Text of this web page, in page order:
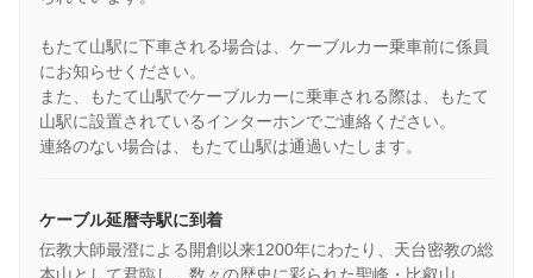
もたて山駅に下車される場合は、ケーブルカー乗車前に係員
にお知らせください。
また、もたて山駅でケーブルカーに乗車される際は、もたて
山駅に設置されているインターホンでご連絡ください。
連絡のない場合は、もたて山駅は通過いたします。
ケーブル延暦寺駅に到着
伝教大師最澄による開創以来1200年にわたり、天台密教の総